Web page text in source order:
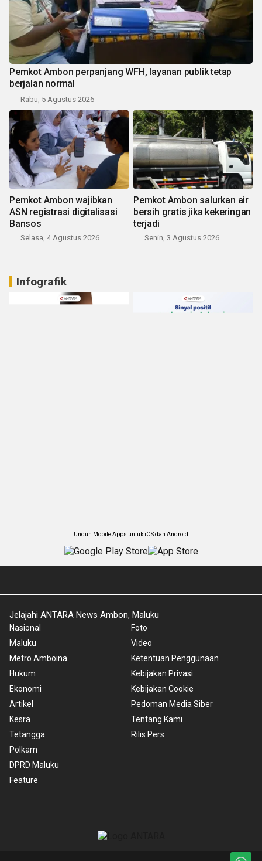
Pemkot Ambon perpanjang WFH, layanan publik tetap
berjalan normal
Rabu, 5 Agustus 2026
Pemkot Ambon wajibkan
ASN registrasi digitalisasi
Bansos
Selasa, 4 Agustus 2026
Pemkot Ambon salurkan air
bersih gratis jika kekeringan
terjadi
Senin, 3 Agustus 2026
Infografik
Unduh Mobile Apps untuk iOS dan Android
Jelajahi ANTARA News Ambon, Maluku
Nasional
Maluku
Metro Amboina
Hukum
Ekonomi
Artikel
Kesra
Tetangga
Polkam
DPRD Maluku
Feature
Foto
Video
Ketentuan Penggunaan
Kebijakan Privasi
Kebijakan Cookie
Pedoman Media Siber
Tentang Kami
Rilis Pers